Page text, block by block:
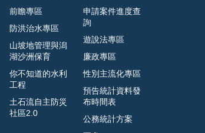
前瞻專區
防洪治水專區
山坡地管理與潟
湖沙洲保育
你不知道的水利
工程
土石流自主防災
社區2.0
申請案件進度查
詢
遊說法專區
廉政專區
性別主流化專區
預告統計資料發
布時間表
公務統計方案